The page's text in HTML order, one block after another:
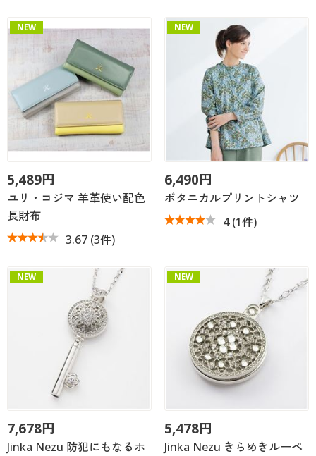
NEW
5,489円
ユリ・コジマ 羊革使い配色
長財布
3.67 (3件)
NEW
6,490円
ボタニカルプリントシャツ
4(1件)
NEW
7,678円
Jinka Nezu 防犯にもなるホ
NEW
5,478円
Jinka Nezu きらめきルーペ